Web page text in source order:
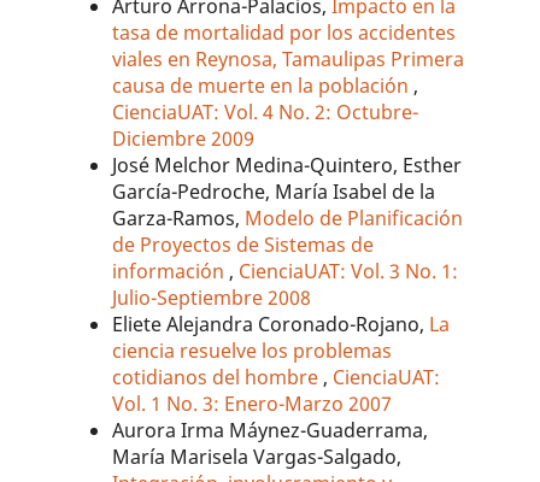
Arturo Arrona-Palacios,Impacto en la
tasa de mortalidad por los accidentes
viales en Reynosa, Tamaulipas Primera
causa de muerte en la población ,
CienciaUAT: Vol. 4 No. 2: Octubre-
Diciembre 2009
José Melchor Medina-Quintero, Esther
García-Pedroche, María Isabel de la
Garza-Ramos, Modelo de Planificación
de Proyectos de Sistemas de
información , CienciaUAT: Vol. 3 No. 1:
Julio-Septiembre 2008
Eliete Alejandra Coronado-Rojano, La
ciencia resuelve los problemas
cotidianos del hombre , CienciaUAT:
Vol. 1 No. 3: Enero-Marzo 2007
Aurora Irma Máynez-Guaderrama,
María Marisela Vargas-Salgado,